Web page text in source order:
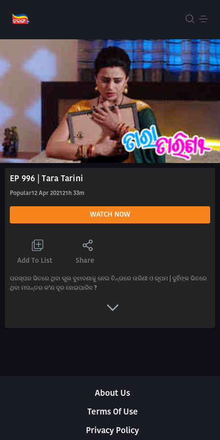
EP 996 | Tara Tarini
Popular12 Apr 2021 21h 33m
WATCH NOW
Add To List Share
ପରସ୍ପର ଭିତରେ ଥିବା ଭୁଲ ବୁଝାବଣାକୁ ନେଇ ଚିନ୍ତାରେ ତାରିଣୀ ଓ ରୂପମ | ଦୁହିଁଙ୍କ ଭିତରେ
ଥିବା ମତାନ୍ତର କ’ଣ ଦୂର ହୋଇପାରିବ ?
About Us
Terms Of Use
Privacy Policy